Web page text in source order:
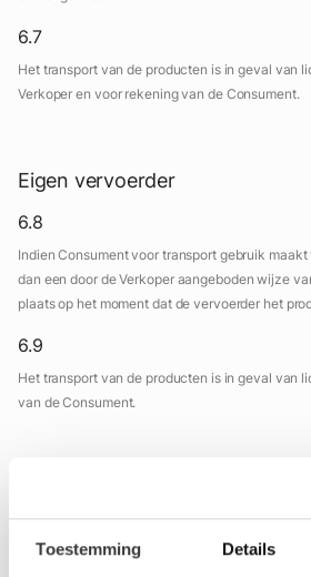
Toestemming Details
6.7
Het transport van de producten is in geval van
Verkoper en voor rekening van de Consument.
Eigen vervoerder
6.8
Indien Consument voor transport gebruik
dan een door de Verkoper aangeboden wijze
plaats op het moment dat de vervoerder het
6.9
Het transport van de producten is in geval van
van de Consument.
7. Herroepingsrecht voor